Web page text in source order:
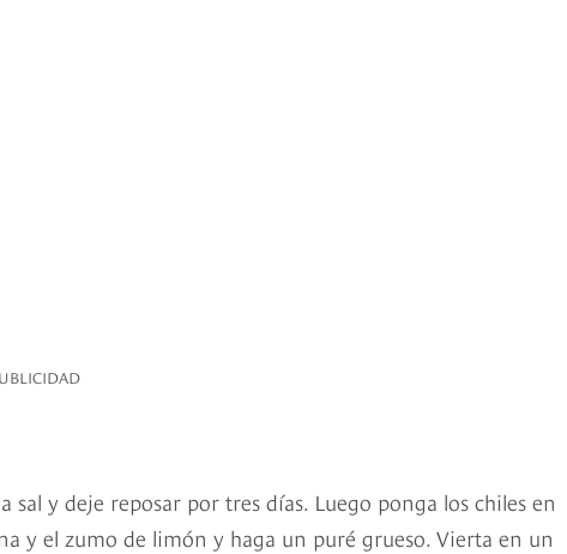
sal y deje reposar por tres días. Luego ponga los chiles en
y el zumo de limón y haga un puré grueso. Vierta en un